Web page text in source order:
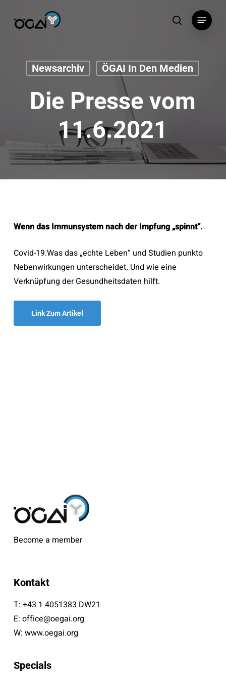
search
Menu
Newsarchiv ÖGAI In Den Medien
Die Presse vom
11.6.2021
Wenn das Immunsystem nach der Impfung „spinnt“.
Covid-19.Was das „echte Leben“ und Studien punkto
Nebenwirkungen unterscheidet. Und wie eine
Verknüpfung der Gesundheitsdaten hilft.
Link Zum Artikel
Become a member
Kontakt
T: +43 1 4051383 DW21
E: office@oegai.org
W: www.oegai.org
Specials